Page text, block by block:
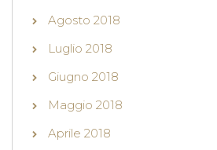
Agosto 2018
Luglio 2018
Giugno 2018
Maggio 2018
Aprile 2018